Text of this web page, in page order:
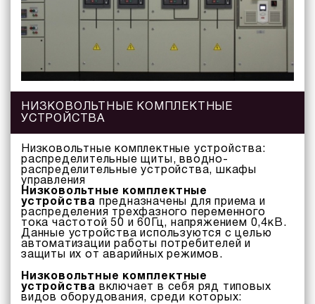
НИЗКОВОЛЬТНЫЕ КОМПЛЕКТНЫЕ
УСТРОЙСТВА
Низковольтные комплектные устройства:
распределительные щиты, вводно-
распределительные устройства, шкафы
управления
Низковольтные комплектные
устройства предназначены для приема и
распределения трехфазного переменного
тока частотой 50 и 60Гц, напряжением 0,4кВ.
Данные устройства используются с целью
автоматизации работы потребителей и
защиты их от аварийных режимов.
Низковольтные комплектные
устройства включает в себя ряд типовых
видов оборудования, среди которых: